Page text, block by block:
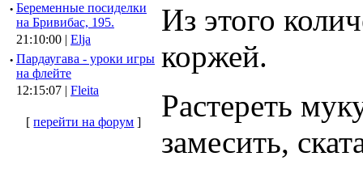
· Беременные посиделки
на Бривибас, 195.
21:10:00 | Elja
· Пардаугава - уроки игры
на флейте
12:15:07 | Fleita
[перейти на форум ]
Из этого
коржей.
Растереть
замесить,